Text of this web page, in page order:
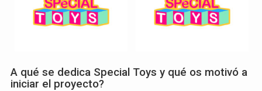
A qué se dedica Special Toys y qué os motivó a
iniciar el proyecto?